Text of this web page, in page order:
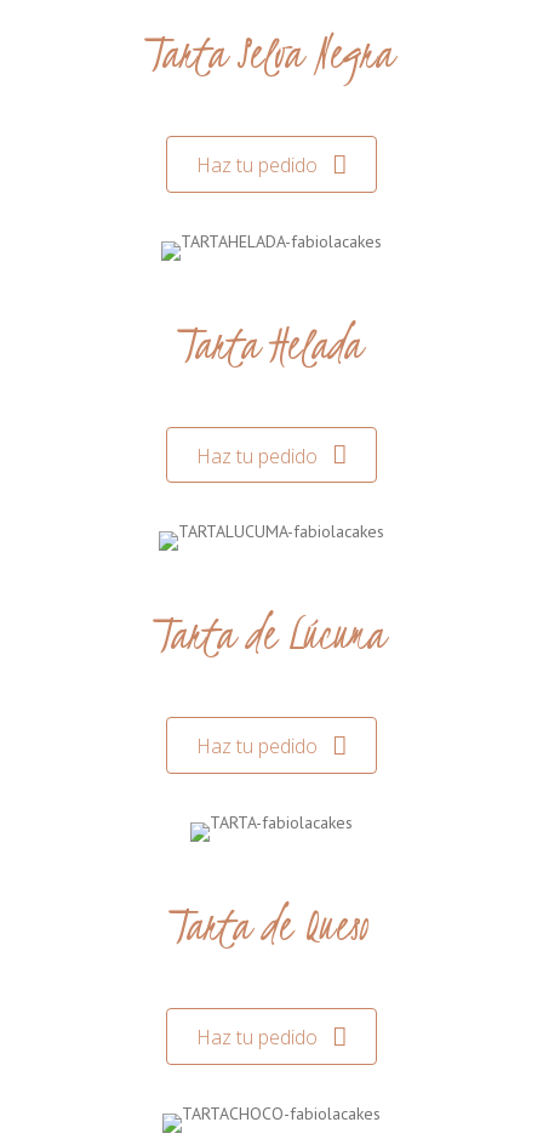
Tarta Selva Negra
Haz tu pedido
Tarta Helada
Haz tu pedido
Tarta de Lúcuma
Haz tu pedido
Tarta de Queso
Haz tu pedido